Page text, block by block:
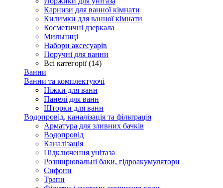
Карнизи для ванної кімнати
Килимки для ванної кімнати
Косметичні дзеркала
Мильниці
Набори аксесуарів
Поручні для ванни
Всі категорії (14)
Ванни
Ванни та комплектуючі
Ніжки для ванн
Панелі для ванн
Шторки для ванн
Водопровід, каналізація та фільтрація
Арматура для зливних бачків
Водопровід
Каналізація
Підключення унітаза
Розширювальні баки, гідроакумулятори
Сифони
Трапи